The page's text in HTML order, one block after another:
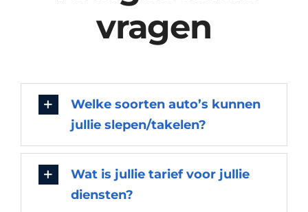
vragen
Welke soorten auto’s kunnen
jullie slepen/takelen?
Wat is jullie tarief voor jullie
diensten?